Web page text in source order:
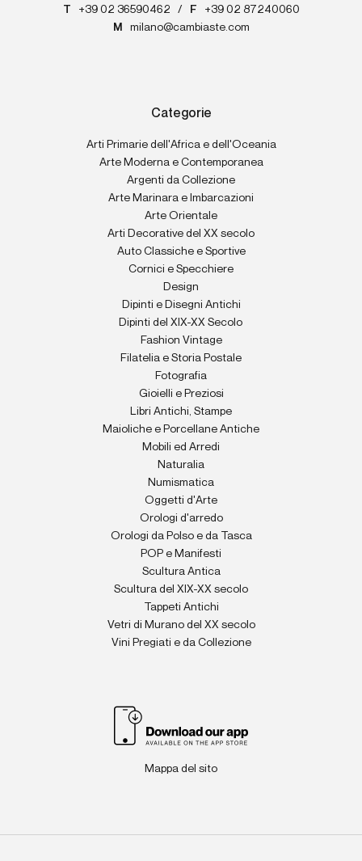
T
+39 02 36590462 / F
+39 02 87240060
M
milano@cambiaste.com
Categorie
Arti Primarie dell'Africa e dell'Oceania
Arte Moderna e Contemporanea
Argenti da Collezione
Arte Marinara e Imbarcazioni
Arte Orientale
Arti Decorative del XX secolo
Auto Classiche e Sportive
Cornici e Specchiere
Design
Dipinti e Disegni Antichi
Dipinti del XIX-XX Secolo
Fashion Vintage
Filatelia e Storia Postale
Fotografia
Gioielli e Preziosi
Libri Antichi, Stampe
Maioliche e Porcellane Antiche
Mobili ed Arredi
Naturalia
Numismatica
Oggetti d'Arte
Orologi d'arredo
Orologi da Polso e da Tasca
POP e Manifesti
Scultura Antica
Scultura del XIX-XX secolo
Tappeti Antichi
Vetri di Murano del XX secolo
Vini Pregiati e da Collezione
Mappa del sito